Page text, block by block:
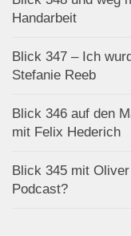
Handarbeit
Blick 347 – Ich
Stefanie Reeb
Blick 346 auf den
mit Felix Hederich
Blick 345 mit
Podcast?